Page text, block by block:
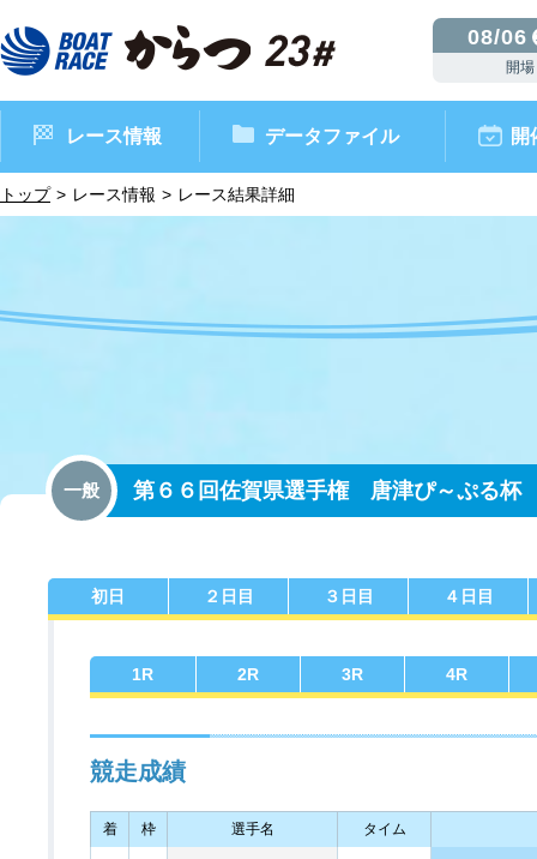
08/06
開場
レース情報
今節の進入コース別成績
データファイル
佐賀支部選手一覧 記念競走優勝選手一覧
開
トップ レース情報 レース結果詳細
一般 第６６回佐賀県選手権 唐津ぴ～ぷる杯
初日 ２日目 ３日目 ４日目
1R 2R 3R 4R
競走成績
着 枠 選手名 タイム